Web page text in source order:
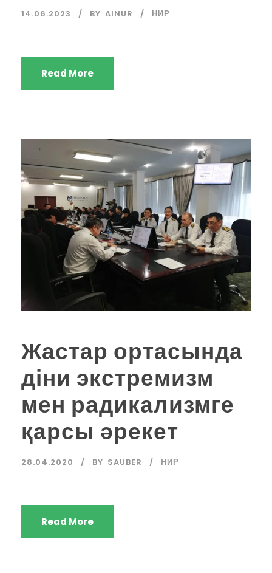
14.06.2023 BY AINUR НИР
Read More
Жастар ортасында
діни экстремизм
мен радикализмге
қарсы әрекет
28.04.2020 BY SAUBER НИР
Read More